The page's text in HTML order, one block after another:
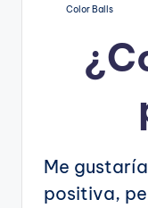
Color Balls
¿
Me
positiva,